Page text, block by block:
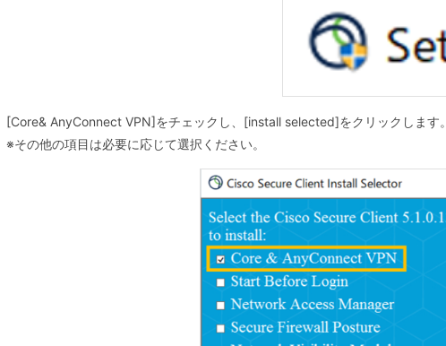
[Core& AnyConnect VPN]をチェックし、[install selected]をクリックします。
※その他の項目は必要に応じて選択ください。